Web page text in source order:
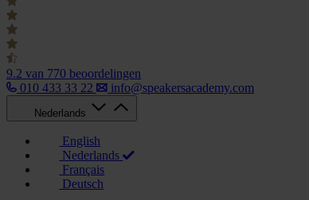
9.2 van 770 beoordelingen
010 433 33 22
info@speakersacademy.com
Nederlands
English
Nederlands
Français
Deutsch